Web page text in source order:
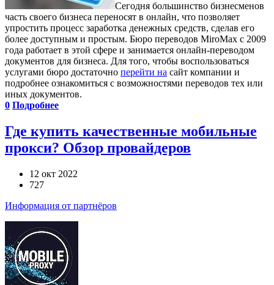
Сегодня большинство бизнесменов
часть своего бизнеса переносят в онлайн, что позволяет
упростить процесс заработка денежных средств, сделав его
более доступным и простым. Бюро переводов MiroMax с 2009
года работает в этой сфере и занимается онлайн-переводом
документов для бизнеса. Для того, чтобы воспользоваться
услугами бюро достаточно перейти на сайт компании и
подробнее ознакомиться с возможностями переводов тех или
иных документов.
0 Подробнее
Где купить качественные мобильные
прокси? Обзор провайдеров
12 окт 2022
727
Информация от партнёров